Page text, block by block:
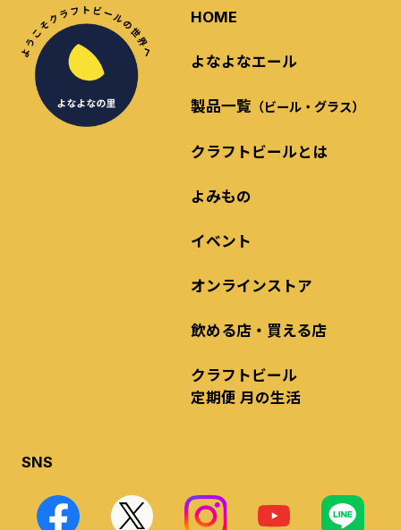
HOME
よなよなエール
製品一覧 （ビール・グラス）
クラフトビールとは
よみもの
イベント
オンラインストア
飲める店・買える店
クラフトビール
定期便 月の生活
SNS